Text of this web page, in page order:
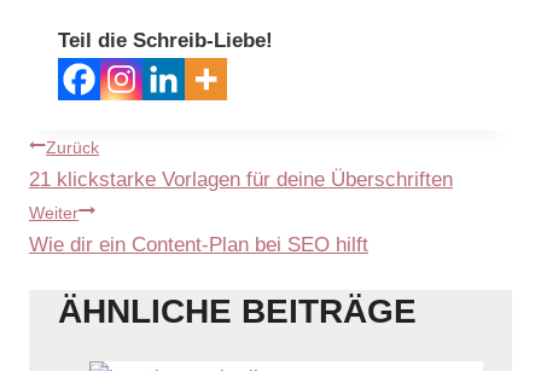
Teil die Schreib-Liebe!
Zurück
21 klickstarke Vorlagen für deine Überschriften
Weiter
Wie dir ein Content-Plan bei SEO hilft
ÄHNLICHE BEITRÄGE